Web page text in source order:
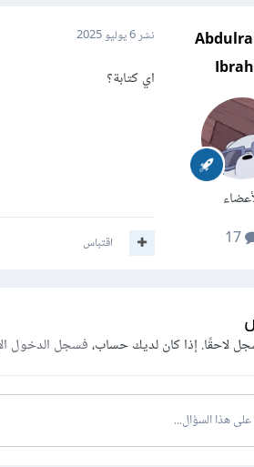
نشر6 يوليو 2025
اي كتابة؟
اقتباس
لاحقًا. إذا كان لديك حساب،فسجل الدخول
هذا السؤال...